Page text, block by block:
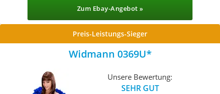
Zum Ebay-Angebot »
Preis-Leistungs-Sieger
Widmann 0369U
Unsere Bewertung:
SEHR GUT